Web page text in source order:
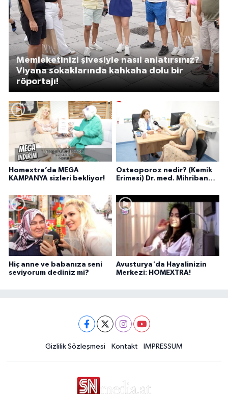
Homextra’da MEGA
KAMPANYA sizleri bekliyor!
Osteoporoz nedir? (Kemik
Erimesi) Dr. med. Mihriban
Memleketinizi şivesiyle nasıl anlatırsınız?
Viyana sokaklarında kahkaha dolu bir
röportajı!
Hiç anne ve babanıza seni
seviyorum dediniz mi?
Avusturya'da Hayalinizin
Merkezi: HOMEXTRA!
Gizlilik Sözleşmesi Kontakt IMPRESSUM